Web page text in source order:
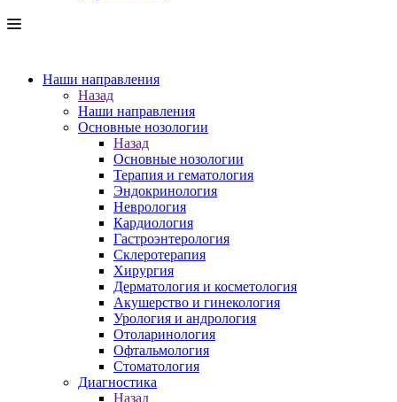
Наши направления
Назад
Наши направления
Основные нозологии
Назад
Основные нозологии
Терапия и гематология
Эндокринология
Неврология
Кардиология
Гастроэнтерология
Склеротерапия
Хирургия
Дерматология и косметология
Акушерство и гинекология
Урология и андрология
Отоларинология
Офтальмология
Стоматология
Диагностика
Назад